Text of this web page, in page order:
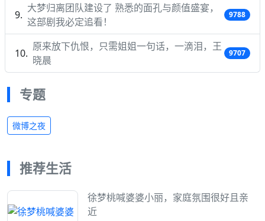
大梦归离团队建设了 熟悉的面孔与颜值盛宴，
这部剧我必定追看！
9788
原来放下仇恨，只需姐姐一句话，一滴泪，王
晓晨
9707
专题
微博之夜
推荐生活
徐梦桃喊婆婆小丽，家庭氛围很好且亲
近